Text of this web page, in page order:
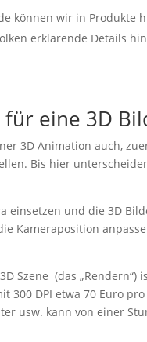
können wir in Produkte
erklärende Details
eine 3D
3D Animation auch,
Bis hier
einsetzen und die 3D
Kameraposition
Szene (das
300 DPI etwa 70 Euro
usw. kann von einer